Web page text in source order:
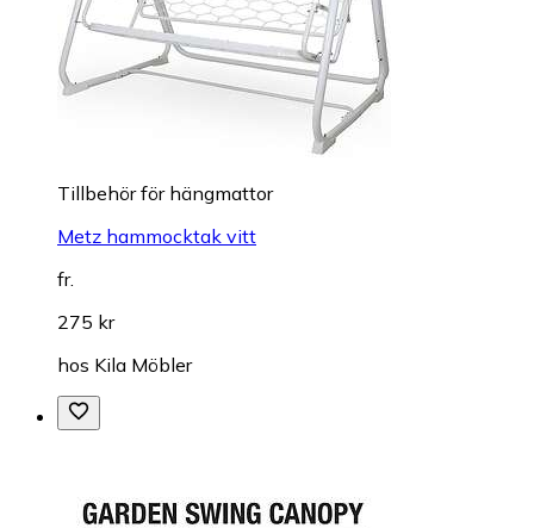
Tillbehör för hängmattor
Metz hammocktak vitt
fr.
275 kr
hos Kila Möbler